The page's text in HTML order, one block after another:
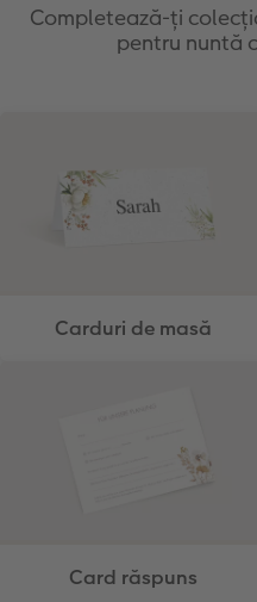
Completează-ți
pentru nuntă
Carduri de masă
Card răspuns